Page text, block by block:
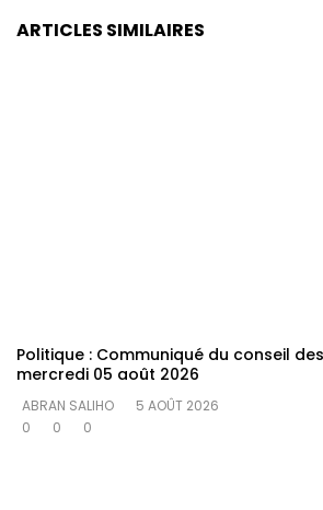
ARTICLES SIMILAIRES
Politique : Communiqué du conseil
mercredi 05 août 2026
ABRAN SALIHO
5 AOÛT 2026
0
0 0